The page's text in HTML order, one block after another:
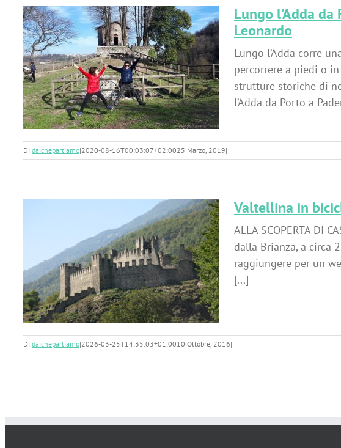
Lungo l’Adda da
Leonardo
Lungo l’Adda corre
percorrere a piedi o
strutture storiche di
l’Adda da Porto a
Di daichepartiamo|2020-08-16T00:03:07+02:0025 Marzo, 2019|
Valtellina in
ALLA SCOPERTA DI
dalla Brianza, a circa
raggiungere per un
[...]
Di daichepartiamo|2026-03-25T14:35:03+01:0010 Ottobre, 2016|